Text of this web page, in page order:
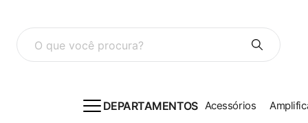
O que você procura?
DEPARTAMENTOS Acessórios